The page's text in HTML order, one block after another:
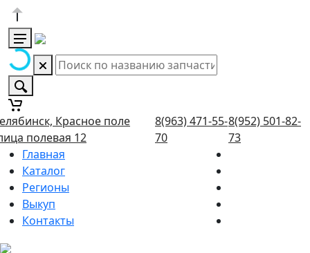
Красное поле
полевая 12
8(963) 471-55-
70
8(952) 501-82-
73
Главная
Каталог
Регионы
Выкуп
Контакты